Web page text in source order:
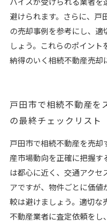
バイスが受けられる業者を
避けられます。さらに、戸
の売却事例を参考にし、適
しょう。これらのポイント
納得のいく相続不動産売却
戸田市で相続不動産を
の最終チェックリスト
戸田市で相続不動産を売却
産市場動向を正確に把握す
は都心に近く、交通アクセ
アですが、物件ごとに価値
較は避けましょう。適切な
不動産業者に査定依頼をし